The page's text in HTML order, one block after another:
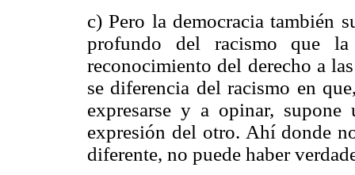
c) Pero la democracia también
profundo del racismo que
reconocimiento del derecho a
se diferencia del racismo en
expresarse y a opinar,
expresión del otro. Ahí donde
diferente, no puede haber